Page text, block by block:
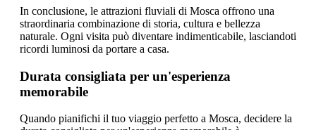
In conclusione, le attrazioni fluviali di Mosca offrono una
straordinaria combinazione di storia, cultura e bellezza
naturale. Ogni visita può diventare indimenticabile, lasciandoti
ricordi luminosi da portare a casa.
Durata consigliata per un'esperienza
memorabile
Quando pianifichi il tuo viaggio perfetto a Mosca, decidere la